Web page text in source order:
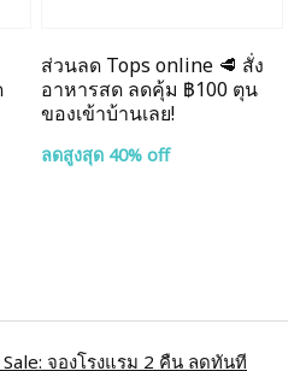
ส่วนลด Tops online 🥩 สั่ง
อาหารสด ลดคุ้ม ฿100 ตุน
ของเข้าบ้านเลย!
ลดสูงสุด 40% off
จองโรงแรม 2 คืน ลดทันที